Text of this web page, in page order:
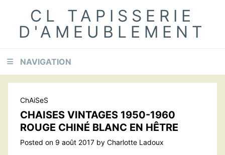
primary
content
footer
CL TAPISSERIE
D'AMEUBLEMENT
NAVIGATION
ChAiSeS
CHAISES VINTAGES 1950-1960
ROUGE CHINÉ BLANC EN HÊTRE
Posted on 9 août 2017 by Charlotte Ladoux